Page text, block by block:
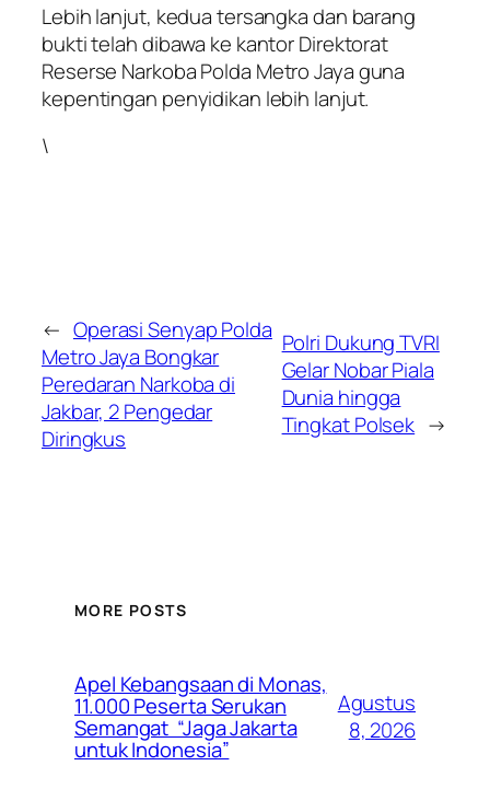
Lebih lanjut, kedua tersangka dan barang
bukti telah dibawa ke kantor Direktorat
Reserse Narkoba Polda Metro Jaya guna
kepentingan penyidikan lebih lanjut.
\
← Operasi Senyap Polda
Metro Jaya Bongkar
Peredaran Narkoba di
Jakbar, 2 Pengedar
Diringkus
Polri Dukung TVRI
Gelar Nobar Piala
Dunia hingga
Tingkat Polsek →
MORE POSTS
Apel Kebangsaan di Monas,
11.000 Peserta Serukan
Semangat “Jaga Jakarta
untuk Indonesia”
Agustus
8, 2026